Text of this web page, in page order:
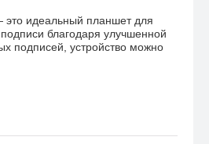
идеальный планшет для
благодаря улучшенной
подписей, устройство можно
поддерживает 256-битное
STU-530 создан для работы в